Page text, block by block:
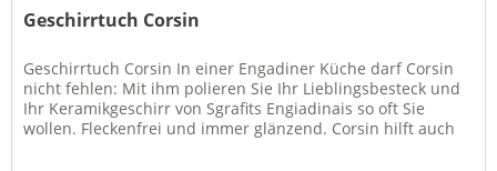
Geschirrtuch Corsin
Geschirrtuch Corsin In einer Engadiner Küche darf Corsin
nicht fehlen: Mit ihm polieren Sie Ihr Lieblingsbesteck und
Ihr Keramikgeschirr von Sgrafits Engiadinais so oft Sie
wollen. Fleckenfrei und immer glänzend. Corsin hilft auch